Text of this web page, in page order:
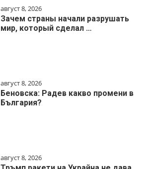
август 8, 2026
Зачем страны начали разрушать
мир, который сделал …
август 8, 2026
Беновска: Радев какво промени в
България?
август 8, 2026